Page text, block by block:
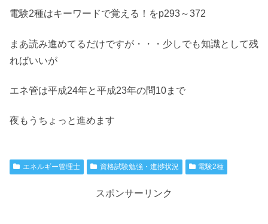
電験2種はキーワードで覚える！をp293～372
まあ読み進めてるだけですが・・・少しでも知識として残
ればいいが
エネ管は平成24年と平成23年の問10まで
夜もうちょっと進めます
エネルギー管理士 資格試験勉強・進捗状況 電験2種
スポンサーリンク